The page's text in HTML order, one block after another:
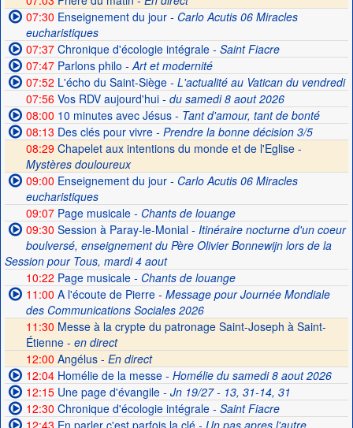
07:30 Enseignement du jour- Carlo Acutis 06 Miracles
eucharistiques
07:37Chronique d'écologie intégrale- Saint Fiacre
07:47Parlons philo - Art et modernité
07:52 L'écho du Saint-Siège- L'actualité au Vatican du vendredi
07:56Vos RDV aujourd'hui- du samedi 8 aout 2026
08:00 10 minutes avec Jésus- Tant d'amour, tant de bonté
08:13 Des clés pour vivre- Prendre la bonne décision 3/5
08:29 Chapelet aux intentions du monde et de l'Eglise -
Mystères douloureux
09:00 Enseignement du jour- Carlo Acutis 06 Miracles
eucharistiques
09:07Page musicale- Chants de louange
09:30 Session à Paray-le-Monial- Itinéraire nocturne d'un coeur
boulversé, enseignement du Père Olivier Bonnewijn lors de la
Session pour Tous, mardi 4 aout
10:22 Page musicale- Chants de louange
11:00 A l'écoute de Pierre- Message pour Journée Mondiale
des Communications Sociales 2026
11:30 Messe à la crypte du patronage Saint-Joseph à Saint-
Étienne - en direct
12:00 Angélus - En direct
12:04Homélie de la messe- Homélie du samedi 8 aout 2026
12:15Une page d'évangile- Jn 19/27 - 13, 31-14, 31
12:30 Chronique d'écologie intégrale- Saint Fiacre
12:43 En parler c'est parfois la clé- Un pas apres l'autre